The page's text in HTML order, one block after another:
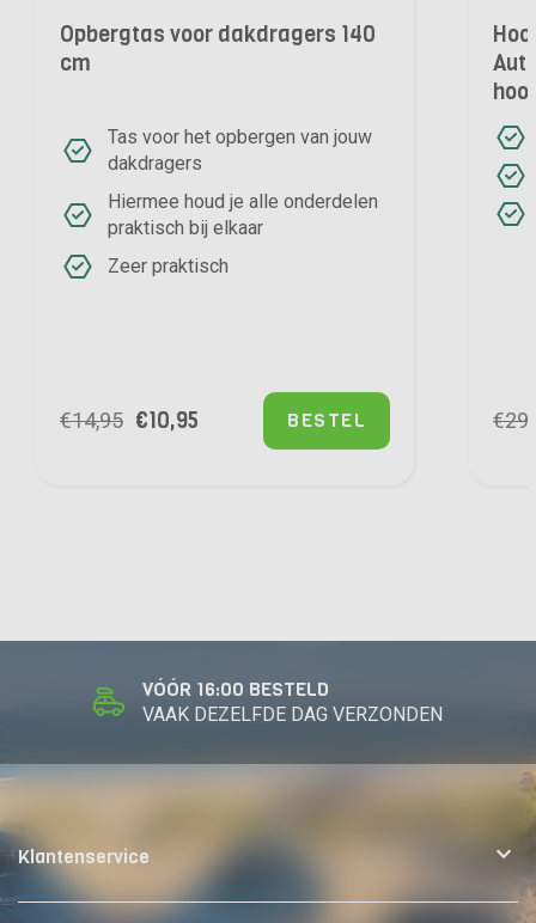
Opbergtas voor dakdragers 140
cm
Tas voor het opbergen van jouw
dakdragers
Hiermee houd je alle onderdelen
praktisch bij elkaar
Zeer praktisch
€14,95 €10,95 BESTEL €
VÓÓR 16:00 BESTELD
VAAK DEZELFDE DAG VERZONDEN
Klantenservice